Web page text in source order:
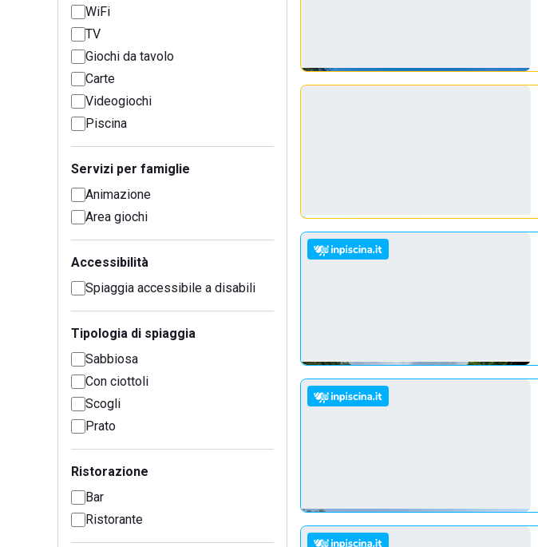
WiFi
TV
Giochi da tavolo
Carte
Videogiochi
Piscina
Servizi per famiglie
Animazione
Area giochi
Accessibilità
Spiaggia accessibile a disabili
Tipologia di spiaggia
Sabbiosa
Con ciottoli
Scogli
Prato
Ristorazione
Bar
Ristorante